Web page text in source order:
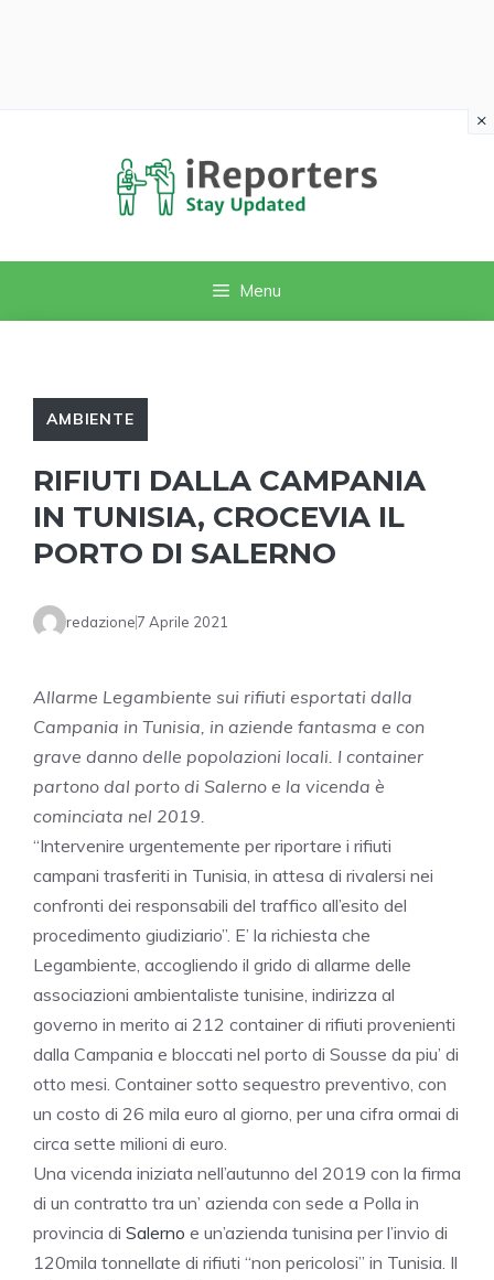
Menu
AMBIENTE
RIFIUTI DALLA CAMPANIA
IN TUNISIA, CROCEVIA IL
PORTO DI SALERNO
redazione7 Aprile 2021
Allarme Legambiente sui rifiuti esportati dalla
Campania in Tunisia, in aziende fantasma e con
grave danno delle popolazioni locali. I container
partono dal porto di Salerno e la vicenda è
cominciata nel 2019.
“Intervenire urgentemente per riportare i rifiuti
campani trasferiti in Tunisia, in attesa di rivalersi nei
confronti dei responsabili del traffico all’esito del
procedimento giudiziario”. E’ la richiesta che
Legambiente, accogliendo il grido di allarme delle
associazioni ambientaliste tunisine, indirizza al
governo in merito ai 212 container di rifiuti provenienti
dalla Campania e bloccati nel porto di Sousse da piu’ di
otto mesi. Container sotto sequestro preventivo, con
un costo di 26 mila euro al giorno, per una cifra ormai di
circa sette milioni di euro.
Una vicenda iniziata nell’autunno del 2019 con la firma
di un contratto tra un’ azienda con sede a Polla in
provincia di Salerno e un’azienda tunisina per l’invio di
120mila tonnellate di rifiuti “non pericolosi” in Tunisia. Il
×